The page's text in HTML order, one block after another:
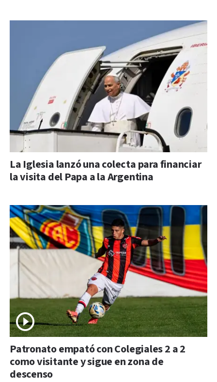
La Iglesia lanzó una colecta para financiar
la visita del Papa a la Argentina
Patronato empató con Colegiales 2 a 2
como visitante y sigue en zona de
descenso